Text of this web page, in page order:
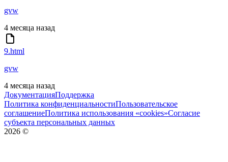
gvw
4 месяца назад
9.html
gvw
4 месяца назад
ДокументацияПоддержка
Политика конфиденциальностиПользовательское
соглашениеПолитика использования «cookies»Согласие
субъекта персональных данных
2026 ©